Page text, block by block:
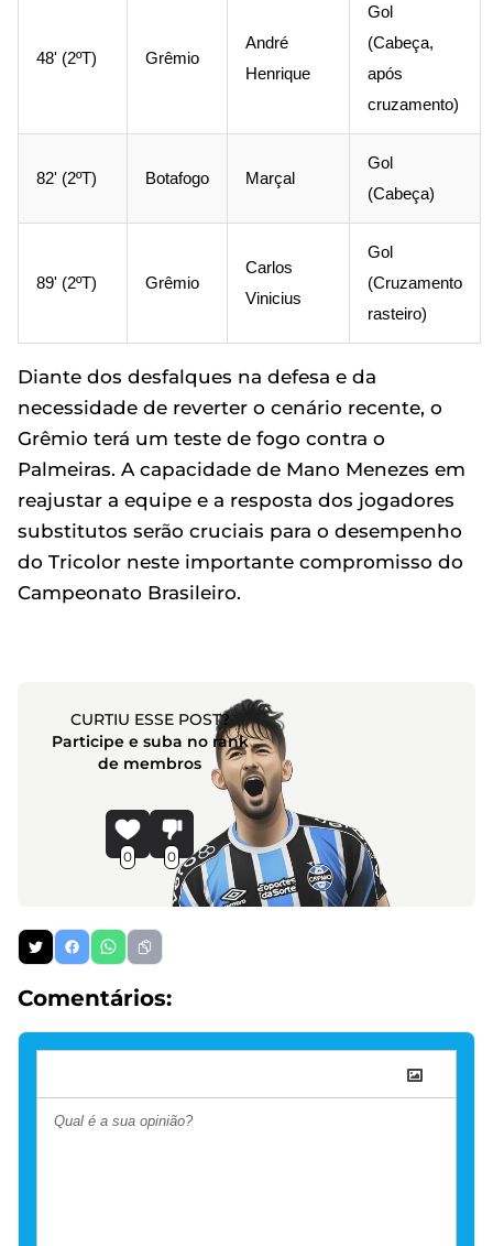
48' (2ºT) Grêmio
André
Henrique
Gol
(Cabeça,
após
cruzamento)
82' (2ºT) Botafogo Marçal
Gol
(Cabeça)
89' (2ºT) Grêmio
Carlos
Vinicius
Gol
(Cruzamento
rasteiro)
Diante dos desfalques na defesa e da
necessidade de reverter o cenário recente, o
Grêmio terá um teste de fogo contra o
Palmeiras. A capacidade de Mano Menezes em
reajustar a equipe e a resposta dos jogadores
substitutos serão cruciais para o desempenho
do Tricolor neste importante compromisso do
Campeonato Brasileiro.
CURTIU ESSE POST?
Participe e suba no rank
de membros
0 0
Comentários: